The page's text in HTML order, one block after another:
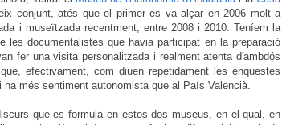
conjunt, atés que el primer es va alçar en 2006 molt a
i museïtzada recentment, entre 2008 i 2010. Teníem la
les documentalistes que havia participat en la preparació
fer una visita personalitzada i realment atenta d'ambdós
efectivament, com diuen repetidament les enquestes
més sentiment autonomista que al País Valencià.
que es formula en estos dos museus, en el qual, en